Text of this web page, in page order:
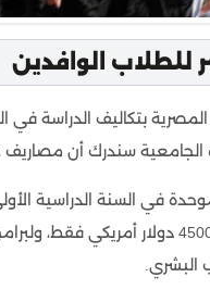
للطلاب الوافدين
بتكاليف الدراسة في
الجامعية سندرك أن